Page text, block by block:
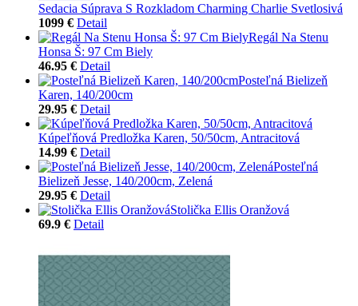
Sedacia Súprava S Rozkladom Charming Charlie Svetlosivá
1099 € Detail
Regál Na Stenu
Honsa Š: 97 Cm Biely
46.95 € Detail
Posteľná Bielizeň
Karen, 140/200cm
29.95 € Detail
Kúpeľňová Predložka Karen, 50/50cm, Antracitová
14.99 € Detail
Posteľná
Bielizeň Jesse, 140/200cm, Zelená
29.95 € Detail
Stolička Ellis Oranžová
69.9 € Detail